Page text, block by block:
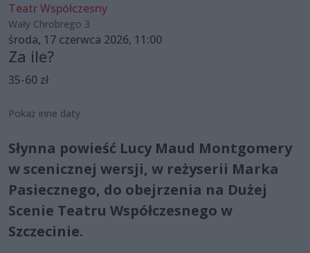
Teatr Współczesny
Wały Chrobrego 3
środa, 17 czerwca 2026, 11:00
Za ile?
35-60 zł
Pokaż inne daty
Słynna powieść Lucy Maud Montgomery
w scenicznej wersji, w reżyserii Marka
Pasiecznego, do obejrzenia na Dużej
Scenie Teatru Współczesnego w
Szczecinie.